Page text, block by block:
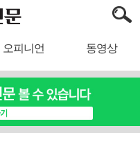
오피니언 동영상